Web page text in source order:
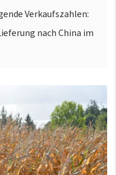
Verkaufszahlen:
nach China im